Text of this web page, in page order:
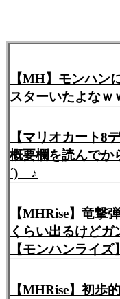
【MH】モンハン
スターいたよなｗ
【マリオカート8
概要欄を読んでか
´)ゞ♪
【MHRise】竜撃
くらい出るけどガ
【モンハンライズ】
【MHRise】初歩